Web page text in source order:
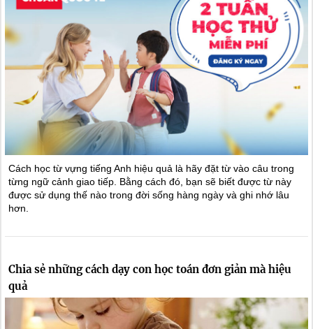
Cách học từ vựng tiếng Anh hiệu quả là hãy đặt từ vào câu trong
từng ngữ cảnh giao tiếp. Bằng cách đó, bạn sẽ biết được từ này
được sử dụng thế nào trong đời sống hàng ngày và ghi nhớ lâu
hơn.
Chia sẻ những cách dạy con học toán đơn giản mà hiệu
quả